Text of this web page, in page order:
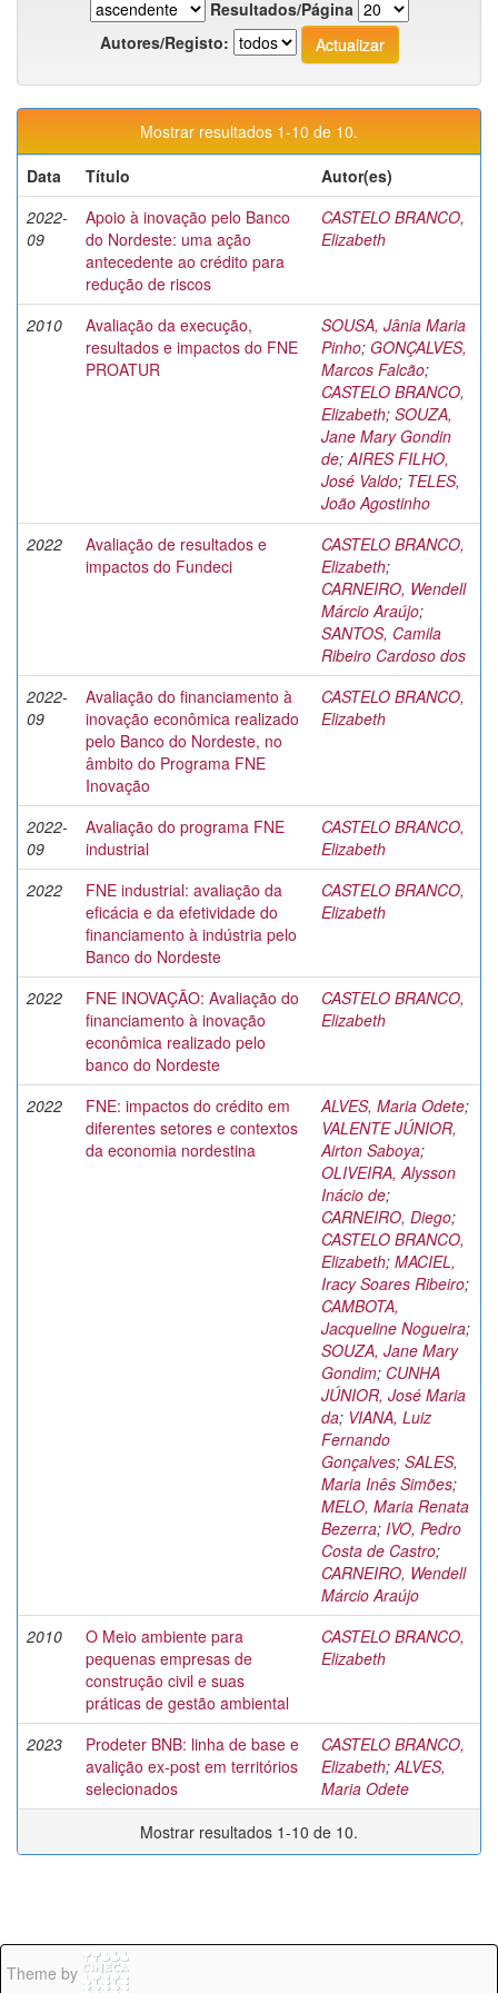
Resultados/Página
Autores/Registo:
Mostrar resultados 1-10 de 10.
Data
Título
Autor(es)
2022-
09
Apoio à inovação pelo Banco
do Nordeste: uma ação
antecedente ao crédito para
redução de riscos
CASTELO BRANCO,
Elizabeth
2010
Avaliação da execução,
resultados e impactos do FNE
PROATUR
SOUSA, Jânia Maria
Pinho; GONÇALVES,
Marcos Falcão;
CASTELO BRANCO,
Elizabeth; SOUZA,
Jane Mary Gondin
de;AIRES FILHO,
José Valdo; TELES,
João Agostinho
2022
Avaliação de resultados e
impactos do Fundeci
CASTELO BRANCO,
Elizabeth;
CARNEIRO, Wendell
Márcio Araújo;
SANTOS, Camila
Ribeiro Cardoso dos
2022-
09
Avaliação do financiamento à
inovação econômica realizado
pelo Banco do Nordeste, no
âmbito do Programa FNE
Inovação
CASTELO BRANCO,
Elizabeth
2022-
09
Avaliação do programa FNE
industrial
CASTELO BRANCO,
Elizabeth
2022
FNE industrial: avaliação da
eficácia e da efetividade do
financiamento à indústria pelo
Banco do Nordeste
CASTELO BRANCO,
Elizabeth
2022
FNE INOVAÇÃO: Avaliação do
financiamento à inovação
econômica realizado pelo
banco do Nordeste
CASTELO BRANCO,
Elizabeth
2022
FNE: impactos do crédito em
diferentes setores e contextos
da economia nordestina
ALVES, Maria Odete;
VALENTE JÚNIOR,
Airton Saboya;
OLIVEIRA, Alysson
Inácio de;
CARNEIRO, Diego;
CASTELO BRANCO,
Elizabeth; MACIEL,
Iracy Soares Ribeiro;
CAMBOTA,
Jacqueline Nogueira;
SOUZA, Jane Mary
Gondim; CUNHA
JÚNIOR, José Maria
da; VIANA, Luiz
Fernando
Gonçalves; SALES,
Maria Inês Simões;
MELO, Maria Renata
Bezerra; IVO, Pedro
Costa de Castro;
CARNEIRO, Wendell
Márcio Araújo
2010
O Meio ambiente para
pequenas empresas de
construção civil e suas
práticas de gestão ambiental
CASTELO BRANCO,
Elizabeth
2023
Prodeter BNB: linha de base e
avalição ex-post em territórios
selecionados
CASTELO BRANCO,
Elizabeth;ALVES,
Maria Odete
Mostrar resultados 1-10 de 10.
Theme by